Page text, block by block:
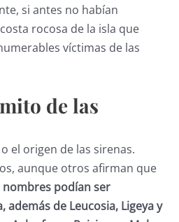
si antes no habían
rocosa de la isla que
víctimas de las
de las
el origen de las sirenas.
aunque otros afirman que
nombres podían ser
además de Leucosia, Ligeya y